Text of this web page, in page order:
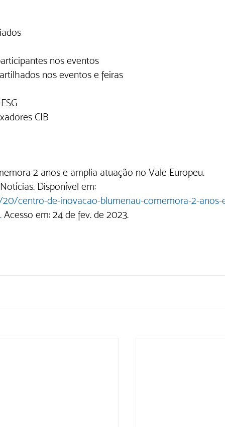
nos eventos
nos eventos e feiras
CIB
2 anos e amplia atuação no Vale Europeu.
Disponível em:
centro-de-inovacao-blumenau-comemora-2-anos-
Acesso em: 24 de fev. de 2023.